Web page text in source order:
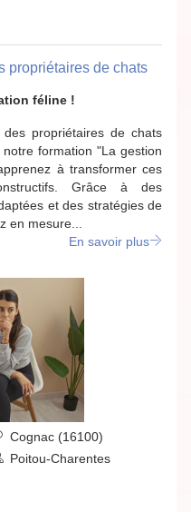
propriétaires de chats
féline !
propriétaires de chats
formation "La gestion
à transformer ces
Grâce à des
et des stratégies de
en mesure...
En savoir plus
Cognac (16100)
Poitou-Charentes